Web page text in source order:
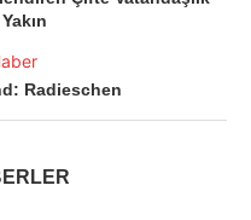
Radieschen